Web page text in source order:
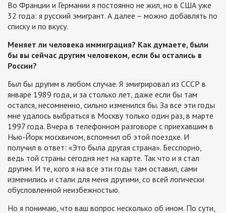
Во Франции и Германии я постоянно не жил, но в США уже
32 года: я русский эмигрант. А далее – можно добавлять по
списку и по вкусу.
Меняет ли человека иммиграция? Как думаете, были
бы вы сейчас другим человеком, если бы остались в
России?
Был бы другим в любом случае. Я эмигрировал из СССР в
январе 1989 года, и за столько лет, даже если бы там
остался, несомненно, сильно изменился бы. За все эти годы
мне удалось выбраться в Москву только один раз, в марте
1997 года. Вчера в телефонном разговоре с приехавшим в
Нью-Йорк москвичом, вспомнил об этой поездке. И
получил в ответ: «Это была другая страна». Бесспорно,
ведь той страны сегодня нет на карте. Так что и я стал
другим. И те, кого я на все эти годы там оставил, сами
изменились и стали для меня другими, со всей логически
обусловленной неизбежностью.
Но я понимаю, что ваш вопрос несколько об ином. По сути,